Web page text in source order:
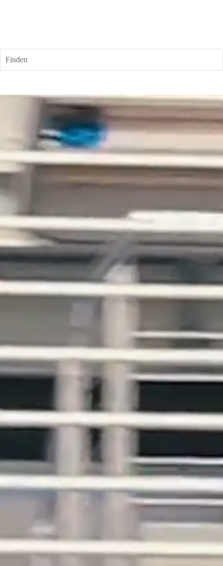
Finden